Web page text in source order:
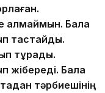
алмаймын. Бала
тастайды.
тұрады.
жібереді. Бала
тәрбиешінің